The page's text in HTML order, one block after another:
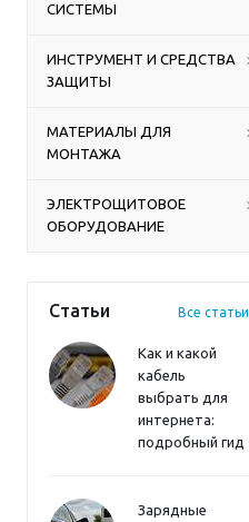
СИСТЕМЫ
ИНСТРУМЕНТ И СРЕДСТВА
ЗАЩИТЫ
МАТЕРИАЛЫ ДЛЯ
МОНТАЖА
ЭЛЕКТРОЩИТОВОЕ
ОБОРУДОВАНИЕ
Статьи Все статьи
Как и какой
кабель
выбрать для
интернета:
подробный гид
Зарядные